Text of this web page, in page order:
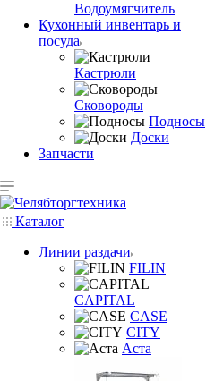
Водоумягчитель
Кухонный инвентарь и
посуда
Кастрюли
Сковороды
Подносы
Доски
Запчасти
Каталог
Линии раздачи
FILIN
CAPITAL
CASE
CITY
Аста